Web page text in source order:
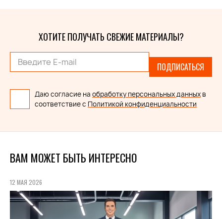
ХОТИТЕ ПОЛУЧАТЬ СВЕЖИЕ МАТЕРИАЛЫ?
ПОДПИСАТЬСЯ
Даю согласие на обработку персональных данных в
соответствие с Политикой конфиденциальности
ВАМ МОЖЕТ БЫТЬ ИНТЕРЕСНО
12 МАЯ 2026